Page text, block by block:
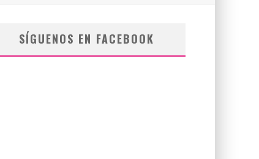
SÍGUENOS EN FACEBOOK